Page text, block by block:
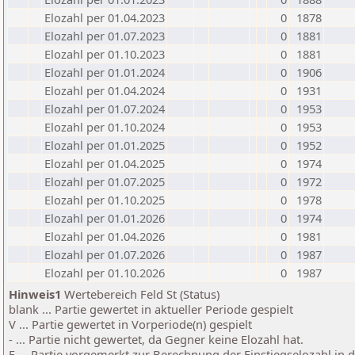
Elozahl per 01.04.2023
0
1878
Elozahl per 01.07.2023
0
1881
Elozahl per 01.10.2023
0
1881
Elozahl per 01.01.2024
0
1906
Elozahl per 01.04.2024
0
1931
Elozahl per 01.07.2024
0
1953
Elozahl per 01.10.2024
0
1953
Elozahl per 01.01.2025
0
1952
Elozahl per 01.04.2025
0
1974
Elozahl per 01.07.2025
0
1972
Elozahl per 01.10.2025
0
1978
Elozahl per 01.01.2026
0
1974
Elozahl per 01.04.2026
0
1981
Elozahl per 01.07.2026
0
1987
Elozahl per 01.10.2026
0
1987
Hinweis1 Wertebereich Feld St (Status)
blank ... Partie gewertet in aktueller Periode gespielt
V ... Partie gewertet in Vorperiode(n) gespielt
- ... Partie nicht gewertet, da Gegner keine Elozahl hat.